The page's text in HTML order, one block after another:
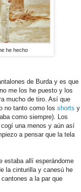
he hecho
de Burda y es que
me los he puesto y los
mucho de tiro. Así que
no tanto como los shorts y
como siempre). Los
una menos y aún así
a pensar que la tela
estaba allí esperándome
la cinturilla y canesú he
a la par que